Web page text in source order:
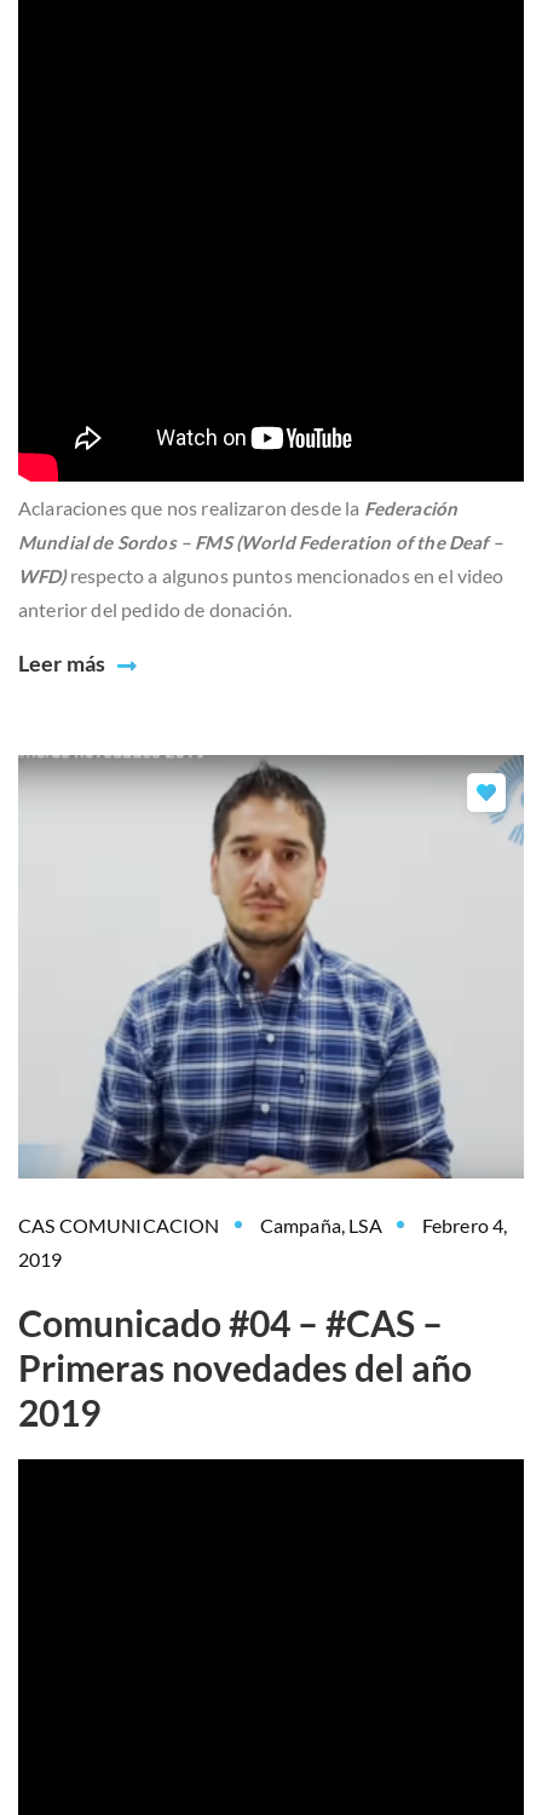
Aclaraciones que nos realizaron desde la Federación
Mundial de Sordos – FMS (World Federation of the Deaf –
WFD)respecto a algunos puntos mencionados en el video
anterior del pedido de donación.
Leer más
CAS COMUNICACION Campaña, LSA
Febrero 4,
2019
Comunicado #04 – #CAS –
Primeras novedades del año
2019